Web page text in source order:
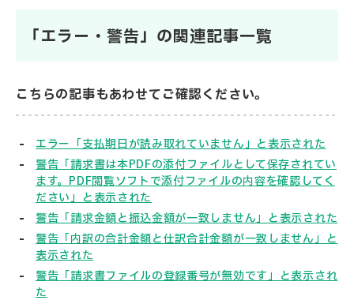
「エラー・警告」の関連記事一覧
こちらの記事もあわせてご確認ください。
エラー「支払期日が読み取れていません」と表示された
警告「請求書は本PDFの添付ファイルとして保存されてい
ます。PDF閲覧ソフトで添付ファイルの内容を確認してく
ださい」と表示された
警告「請求金額と振込金額が一致しません」と表示された
警告「内訳の合計金額と仕訳合計金額が一致しません」と
表示された
警告「請求書ファイルの登録番号が無効です」と表示され
た